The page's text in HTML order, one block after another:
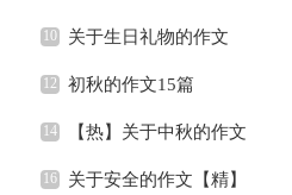
关于生日礼物的作文
【精】初秋的作文15篇
【热】关于中秋的作文
关于安全的作文【精】